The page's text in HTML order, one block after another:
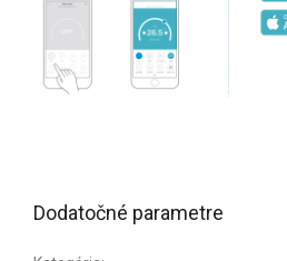
Dodatočné parametre